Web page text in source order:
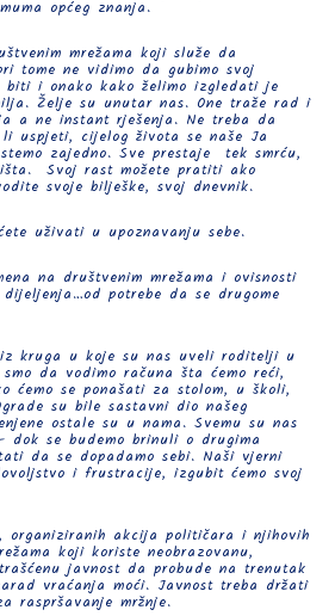
općeg znanja.
mrežama koji služe da
tome ne vidimo da gubimo svoj
biti i onako kako želimo izgledati je
Želje su unutar nas. One traže rad i
a ne instant rješenja. Ne treba da
uspjeti, cijelog života se naše Ja
zajedno. Sve prestaje tek smrću,
Svoj rast možete pratiti ako
svoje bilješke, svoj dnevnik.
uživati u upoznavanju sebe.
na društvenim mrežama i ovisnosti
potrebe da se drugome
kruga u koje su nas uveli roditelji u
da vodimo računa šta ćemo reći,
ćemo se ponašati za stolom, u školi,
su bile sastavni dio našeg
ostale su u nama. Svemu su nas
dok se budemo brinuli o drugima
da se dopadamo sebi. Naši vjerni
i frustracije, izgubit ćemo svoj
organiziranih akcija političara i njihovih
koji koriste neobrazovanu,
javnost da probude na trenutak
vraćanja moći. Javnost treba držati
raspršavanje mržnje.